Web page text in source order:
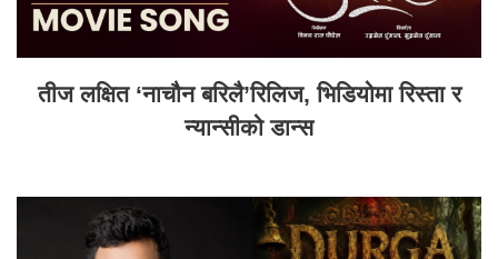
तीज लक्षित ‘नाचौन बरिलै’रिलिज, भिडियोमा रिस्ता र
न्यान्सीको डान्स